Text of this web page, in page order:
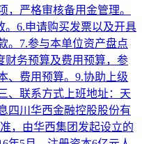
，严格审核备用金管理。
。6.申请购买发票以及开具
。7.参与本单位资产盘点
财务预算及费用预算，参
、费用预算。9.协助上级
、联系方式上班地址：天
四川华西金融控股股份有
，由华西集团发起设立的